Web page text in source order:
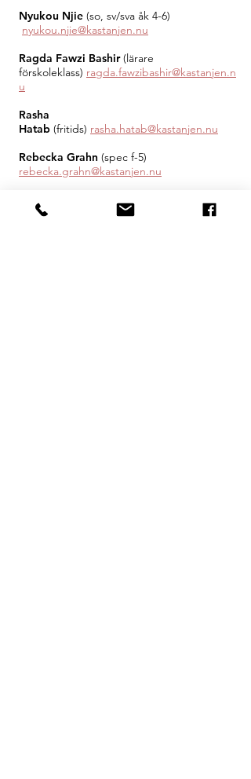
Nyukou Njie (so, sv/sva åk 4-6)
nyukou.njie@kastanjen.nu
Ragda Fawzi Bashir(lärare
förskoleklass) ragda.fawzibashir@kastanjen.n
u
Rasha
Hatab (fritids) rasha.hatab@kastanjen.nu
Rebecka Grahn (spec f-5)
rebecka.grahn@kastanjen.nu
Rose Naccour
(franska 6-9)
rose.naccour
@kastanjen.nu